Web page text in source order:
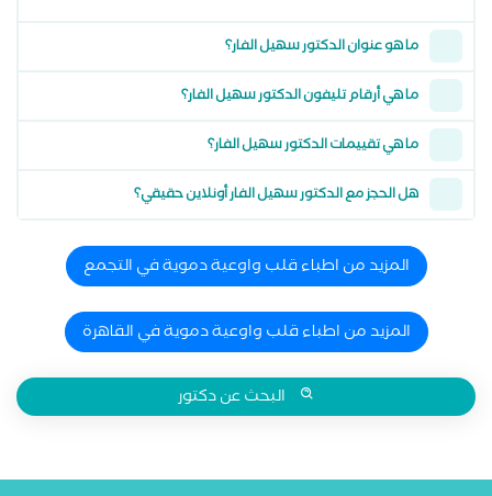
ما هو عنوان الدكتور سهيل الفار؟
ما هي أرقام تليفون الدكتور سهيل الفار؟
ما هي تقييمات الدكتور سهيل الفار؟
هل الحجز مع الدكتور سهيل الفار أونلاين حقيقي؟
المزيد من اطباء قلب واوعية دموية في التجمع
المزيد من اطباء قلب واوعية دموية في القاهرة
البحث عن دكتور